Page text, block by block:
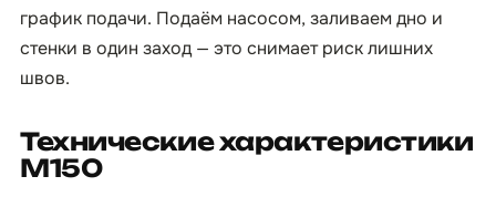
график подачи. Подаём насосом, заливаем дно и
стенки в один заход — это снимает риск лишних
швов.
Технические характеристики
М150